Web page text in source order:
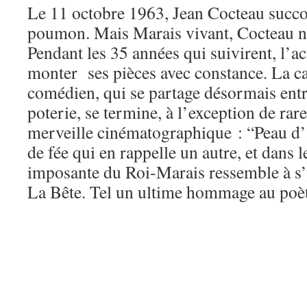
Le 11 octobre 1963, Jean Cocteau
poumon. Mais Marais vivant, Cocteau
Pendant les 35 années qui suivirent,
monter ses pièces avec constance. La
comédien, qui se partage désormais
poterie, se termine, à l’exception de
merveille cinématographique : “Peau
de fée qui en rappelle un autre, et dans
imposante du Roi-Marais ressemble à
La Bête. Tel un ultime hommage au